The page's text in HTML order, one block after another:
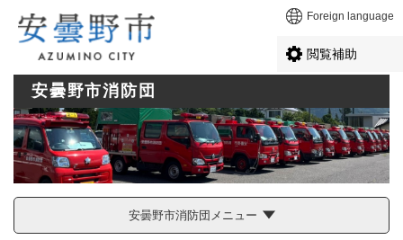
メニューを飛ばして本文へ Foreign language
閲覧補助
安曇野市消防団
安曇野市消防団メニュー